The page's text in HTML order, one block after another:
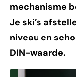
mechanisme
Je ski’s
niveau en
DIN-waarde.